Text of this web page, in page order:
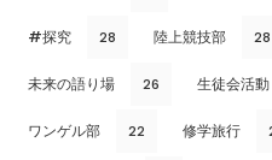
#探究 28 陸上競技部 28
未来の語り場 26 生徒会活動
ワンゲル部 22 修学旅行